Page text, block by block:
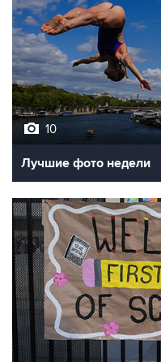
10
Лучшие фото недели